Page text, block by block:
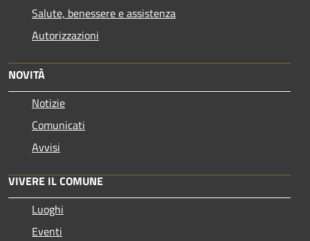
Salute, benessere e assistenza
Autorizzazioni
NOVITÀ
Notizie
Comunicati
Avvisi
VIVERE IL COMUNE
Luoghi
Eventi